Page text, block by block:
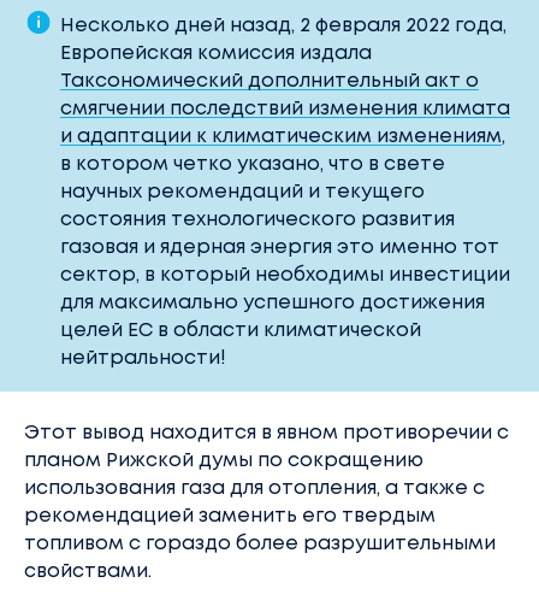
Несколько дней назад, 2 февраля 2022 года,
Европейская комиссия издала
Таксономический дополнительный акт о
смягчении последствий изменения климата
и адаптации к климатическим изменениям,
в котором четко указано, что в свете
научных рекомендаций и текущего
состояния технологического развития
газовая и ядерная энергия это именно тот
сектор, в который необходимы инвестиции
для максимально успешного достижения
целей ЕС в области климатической
нейтральности!
Этот вывод находится в явном противоречии с
планом Рижской думы по сокращению
использования газа для отопления, а также с
рекомендацией заменить его твердым
топливом с гораздо более разрушительными
свойствами.